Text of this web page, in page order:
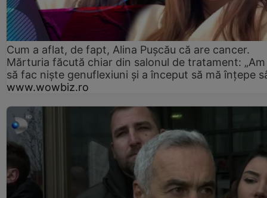
Cum a aflat, de fapt, Alina Pușcău că are cancer.
Mărturia făcută chiar din salonul de tratament:
să fac niște genuflexiuni și a început să mă înțepe
www.wowbiz.ro